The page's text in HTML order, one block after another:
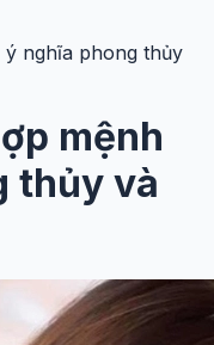
nghĩa phong thủy
mệnh
thủy và